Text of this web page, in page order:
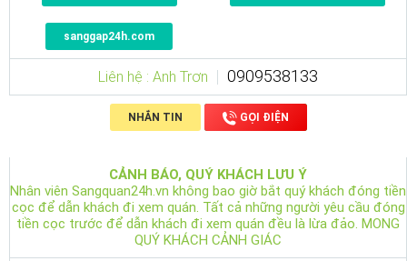
sanggap24h.com
Liên hệ : Anh Trơn 0909538133
NHẮN TIN GỌI ĐIỆN
CẢNH BÁO, QUÝ KHÁCH LƯU Ý
Nhân viên Sangquan24h.vn không bao giờ bắt quý khách đóng tiền
cọc để dẫn khách đi xem quán. Tất cả những người yêu cầu đóng
tiền cọc trước để dẫn khách đi xem quán đều là lừa đảo. MONG
QUÝ KHÁCH CẢNH GIÁC